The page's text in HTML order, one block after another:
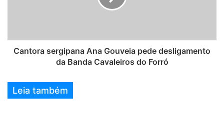
Cantora sergipana Ana Gouveia pede desligamento
da Banda Cavaleiros do Forró
Leia também